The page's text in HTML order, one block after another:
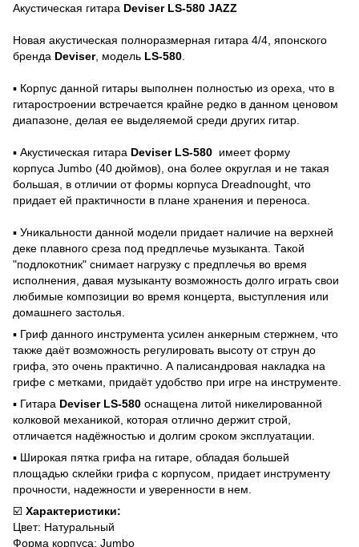
Акустическая гитара Deviser LS-580 JAZZ
Новая акустическая полноразмерная гитара 4/4, японского
бренда Deviser, модель LS-580
▪️ Корпус данной гитары выполнен полностью из ореха, что в
гитаростроении встречается крайне редко в данном ценовом
диапазоне, делая ее выделяемой среди других гитар.
▪️ Акустическая гитара Deviser LS-580 имеет форму
корпуса Jumbo (40 дюймов), она более округлая и не такая
большая, в отличии от формы корпуса Dreadnought, что
придает ей практичности в плане хранения и переноса.
▪️ Уникальности данной модели придает наличие на верхней
деке плавного среза под предплечье музыканта. Такой
"подлокотник" снимает нагрузку с предплечья во время
исполнения, давая музыканту возможность долго играть свои
любимые композиции во время концерта, выступления или
домашнего застолья.
▪️ Гриф данного инструмента усилен анкерным стержнем, что
также даёт возможность регулировать высоту от струн до
грифа, это очень практично. А палисандровая накладка на
грифе с метками, придаёт удобство при игре на инструменте.
▪️ Гитара Deviser LS-580 оснащена литой никелированной
колковой механикой, которая отлично держит строй,
отличается надёжностью и долгим сроком эксплуатации.
▪️ Широкая пятка грифа на гитаре, обладая большей
площадью склейки грифа с корпусом, придает инструменту
прочности, надежности и уверенности в нем.
☑️ Характеристики:
Цвет: Натуральный
Форма корпуса: Jumbo